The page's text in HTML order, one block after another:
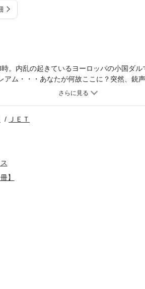
時。内乱の起きているヨーロッパの小国ダ
ム・・・あなたが何故ここに？突然、銃
者なの？その上、偽の結婚式を挙げる事にな
ＪＥＴ
】